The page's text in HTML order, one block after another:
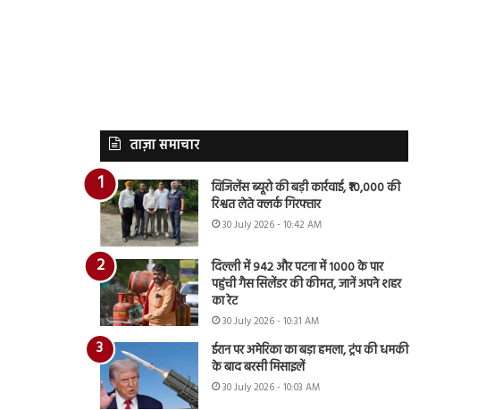
ताज़ा समाचार
विजिलेंस ब्यूरो की बड़ी कार्रवाई, ₹10,000 की
रिश्वत लेते क्लर्क गिरफ्तार
30 July 2026 - 10:42 AM
दिल्ली में 942 और पटना में 1000 के पार
पहुंची गैस सिलेंडर की कीमत, जानें अपने शहर
का रेट
30 July 2026 - 10:31 AM
ईरान पर अमेरिका का बड़ा हमला, ट्रंप की धमकी
के बाद बरसी मिसाइलें
30 July 2026 - 10:03 AM